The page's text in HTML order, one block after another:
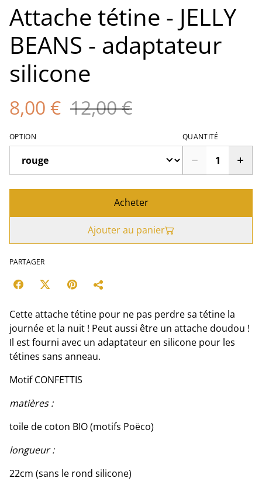
Attache tétine - JELLY
BEANS - adaptateur
silicone
8,00 € 12,00 €
OPTION QUANTITÉ
Acheter
Ajouter au panier
PARTAGER
Cette attache tétine pour ne pas perdre sa tétine la
journée et la nuit ! Peut aussi être un attache doudou !
Il est fourni avec un adaptateur en silicone pour les
tétines sans anneau.
Motif CONFETTIS
matières :
toile de coton BIO (motifs Poëco)
longueur :
22cm (sans le rond silicone)